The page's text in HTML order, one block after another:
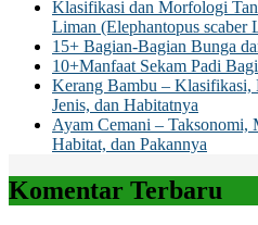
Klasifikasi dan Morfologi
Liman (Elephantopus scaber
15+ Bagian-Bagian Bunga
10+Manfaat Sekam Padi
Kerang Bambu – Klasifikasi,
Jenis, dan Habitatnya
Ayam Cemani – Taksonomi,
Habitat, dan Pakannya
Komentar Terbaru